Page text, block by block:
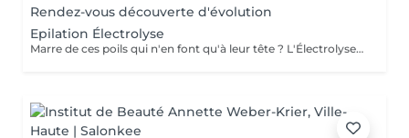
Rendez-vous découverte d'évolution
Epilation Électrolyse
Marre de ces poils qui n'en font qu'à leur tête ? L'Électrolyse est l'unique méthode reconnue comme 100% définitive, poil par poil. Elle neutralise tout, même les poils blonds, blancs ou ceux que le laser a ratés. C'est précis, c'est permanent. Le prix s'ajuste à la minute : vous ne payez que le temps vraiment nécessaire.